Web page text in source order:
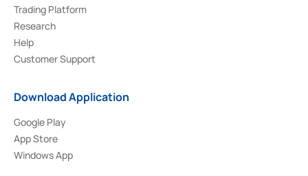
Trading Platform
Research
Help
Customer Support
Download Application
Google Play
App Store
Windows App